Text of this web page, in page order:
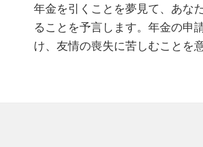
年金を引くことを夢見て、あな
ることを予言します。年金の申
け、友情の喪失に苦しむことを